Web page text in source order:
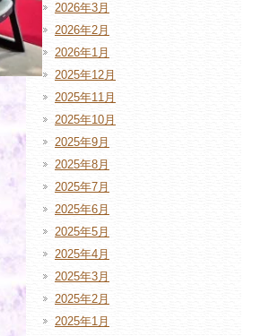
2026年3月
2026年2月
2026年1月
2025年12月
2025年11月
2025年10月
2025年9月
2025年8月
2025年7月
2025年6月
2025年5月
2025年4月
2025年3月
2025年2月
2025年1月